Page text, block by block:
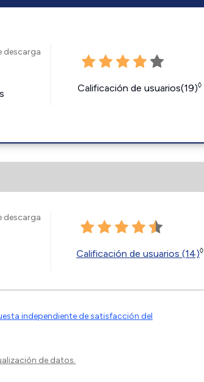
descarga
Calificación de usuarios(19)◊
descarga
Calificación de usuarios (14)◊
independiente de satisfacción del
de datos.